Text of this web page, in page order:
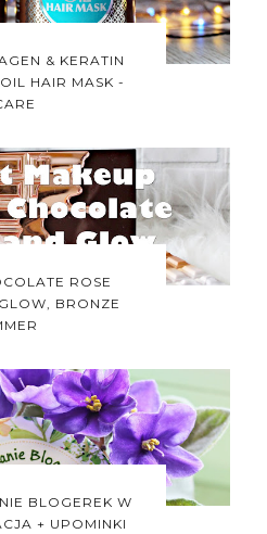
& KERATIN
HAIR MASK -
ROSE
BRONZE
BLOGEREK W
+ UPOMINKI